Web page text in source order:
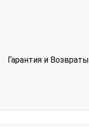
Гарантия и Возвраты